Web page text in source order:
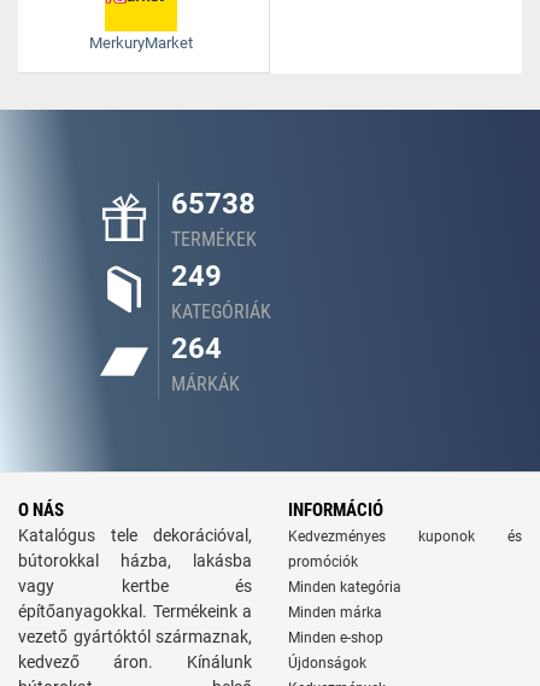
MerkuryMarket
65738
TERMÉKEK
249
KATEGÓRIÁK
264
MÁRKÁK
O NÁS
Katalógus tele dekorációval,
bútorokkal házba, lakásba
vagy kertbe és
építőanyagokkal. Termékeink a
vezető gyártóktól származnak,
kedvező áron. Kínálunk
INFORMÁCIÓ
Kedvezményes kuponok és
promóciók
Minden kategória
Minden márka
Minden e-shop
Újdonságok